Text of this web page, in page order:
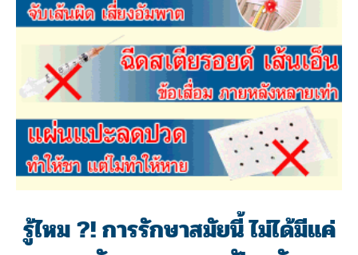
รู้ไหม ?! การรักษาสมัยนี้ ไม่ได้มีแค่